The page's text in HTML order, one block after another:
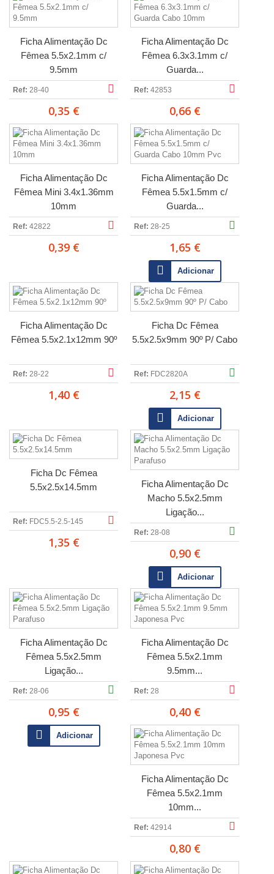
Ficha Alimentação Dc
Fêmea 5.5x2.1mm c/
9.5mm
Ref: 28-40
0,35 €
Ficha Alimentação Dc
Fêmea 6.3x3.1mm c/
Guarda...
Ref: 42853
0,66 €
Ficha Alimentação Dc
Fêmea Mini 3.4x1.36mm
10mm
Ref: 42822
0,39 €
Ficha Alimentação Dc
Fêmea 5.5x1.5mm c/
Guarda...
Ref: 28-25
1,65 €
Adicionar
Ficha Alimentação Dc
Fêmea 5.5x2.1x12mm 90º
Ref: 28-22
1,40 €
Ficha Dc Fêmea
5.5x2.5x9mm 90º P/ Cabo
Ref: FDC2820A
2,15 €
Adicionar
Ficha Dc Fêmea
5.5x2.5x14.5mm
Ref: FDC5.5-2.5-145
1,35 €
Ficha Alimentação Dc
Macho 5.5x2.5mm
Ligação...
Ref: 28-08
0,90 €
Adicionar
Ficha Alimentação Dc
Fêmea 5.5x2.5mm
Ligação...
Ref: 28-06
0,95 €
Adicionar
Ficha Alimentação Dc
Fêmea 5.5x2.1mm
9.5mm...
Ref: 28
0,40 €
Ficha Alimentação Dc
Fêmea 5.5x2.1mm
10mm...
Ref: 42914
0,80 €